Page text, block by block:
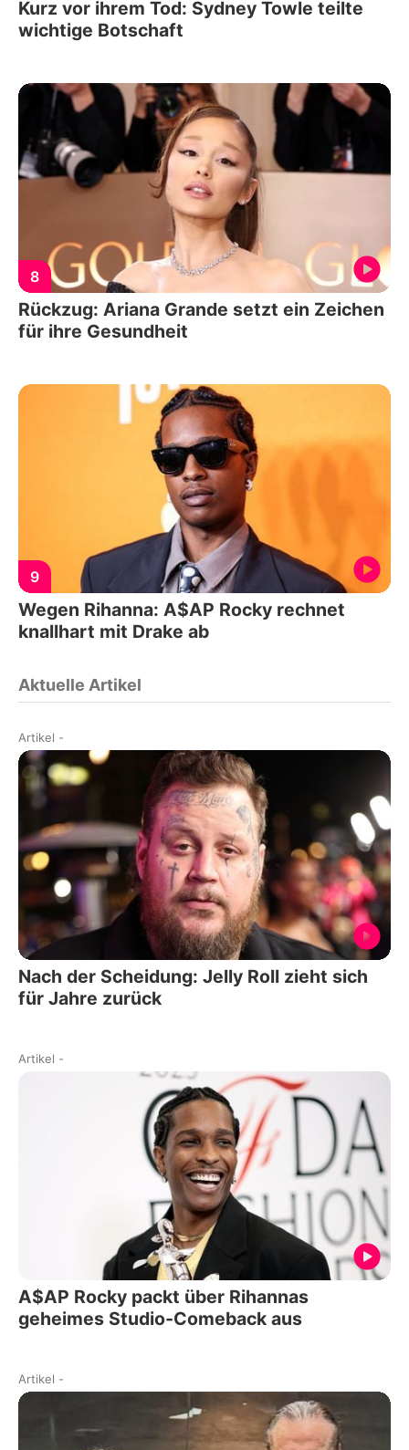
Kurz vor ihrem Tod: Sydney Towle teilte
wichtige Botschaft
8
Rückzug: Ariana Grande setzt ein Zeichen
für ihre Gesundheit
9
Wegen Rihanna: A$AP Rocky rechnet
knallhart mit Drake ab
Aktuelle Artikel
Artikel -
Nach der Scheidung: Jelly Roll zieht sich
für Jahre zurück
Artikel -
A$AP Rocky packt über Rihannas
geheimes Studio-Comeback aus
Artikel -